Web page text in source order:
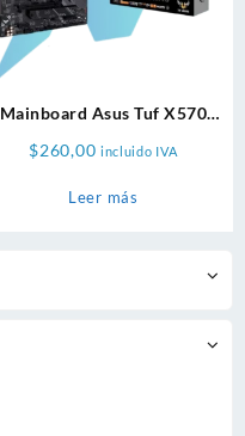
Mainboard Asus Tuf X570
$260,00 incluido IVA
Leer más